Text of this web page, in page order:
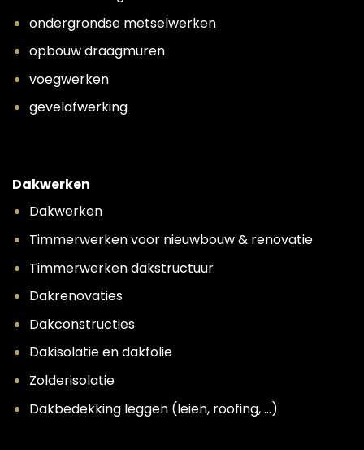
ondergrondse metselwerken
opbouw draagmuren
voegwerken
gevelafwerking
Dakwerken
Dakwerken
Timmerwerken voor nieuwbouw & renovatie
Timmerwerken dakstructuur
Dakrenovaties
Dakconstructies
Dakisolatie en dakfolie
Zolderisolatie
Dakbedekking leggen (leien, roofing, …)